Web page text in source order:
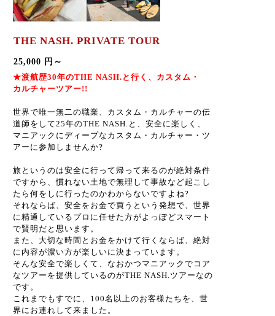
THE NASH. PRIVATE TOUR
25,000 円～
★渡航歴30年のTHE NASH.と行く、カスタム・
カルチャーツアー!!
世界で唯一無二の職業、カスタム・カルチャーの伝
道師をして25年のTHE NASH.と、安全に楽しく、
マニアックにディープなカスタム・カルチャー・ツ
アーに参加しませんか?
旅というのは安全に行って帰って来るのが絶対条件
ですから、慣れない土地で無理して事故など起こし
たら何をしに行ったのかわからないですよね?
それならば、安全をお金で買うという発想で、世界
に精通しているプロに任せた方がよっぽどスマート
で賢明だと思います。
また、大切な時間とお金をかけて行くならば、絶対
に内容が濃い方が楽しいに決まっています。
そんな安全で楽しくて、なおかつマニアックでコア
なツアーを提供しているのがTHE NASH.ツアーなの
です。
これまでもすでに、100名以上のお客様たちを、世
界にお連れして来ました。